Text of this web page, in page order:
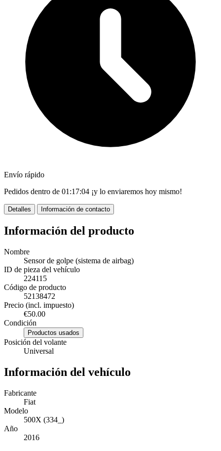
Envío rápido
Pedidos dentro de 01:17:03 ¡y lo enviaremos hoy mismo!
Detalles Información de contacto
Información del producto
Nombre
Sensor de golpe (sistema de airbag)
ID de pieza del vehículo
224115
Código de producto
52138472
Precio (incl. impuesto)
€50.00
Condición
Productos usados
Posición del volante
Universal
Información del vehículo
Fabricante
Fiat
Modelo
500X (334_)
Año
2016